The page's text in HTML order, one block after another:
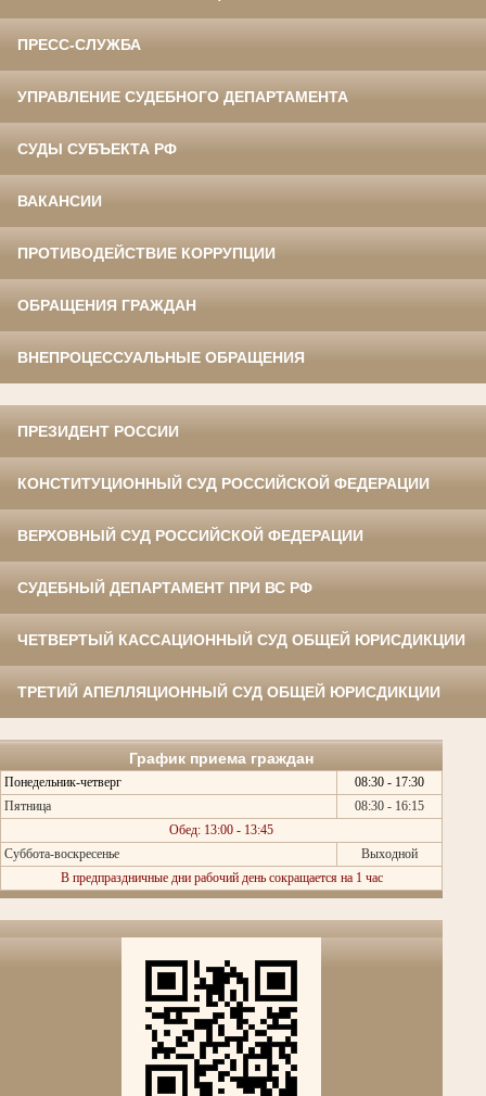
ПРЕСС-СЛУЖБА
УПРАВЛЕНИЕ СУДЕБНОГО ДЕПАРТАМЕНТА
СУДЫ СУБЪЕКТА РФ
ВАКАНСИИ
ПРОТИВОДЕЙСТВИЕ КОРРУПЦИИ
ОБРАЩЕНИЯ ГРАЖДАН
ВНЕПРОЦЕССУАЛЬНЫЕ ОБРАЩЕНИЯ
ПРЕЗИДЕНТ РОССИИ
КОНСТИТУЦИОННЫЙ СУД РОССИЙСКОЙ ФЕДЕРАЦИИ
ВЕРХОВНЫЙ СУД РОССИЙСКОЙ ФЕДЕРАЦИИ
СУДЕБНЫЙ ДЕПАРТАМЕНТ ПРИ ВС РФ
ЧЕТВЕРТЫЙ КАССАЦИОННЫЙ СУД ОБЩЕЙ ЮРИСДИКЦИИ
ТРЕТИЙ АПЕЛЛЯЦИОННЫЙ СУД ОБЩЕЙ ЮРИСДИКЦИИ
График приема граждан
Понедельник-четверг
08:30 - 17:30
Пятница
08:30 - 16:15
Обед: 13:00 - 13:45
Суббота-воскресенье
Выходной
В предпраздничные дни рабочий день сокращается на 1 час